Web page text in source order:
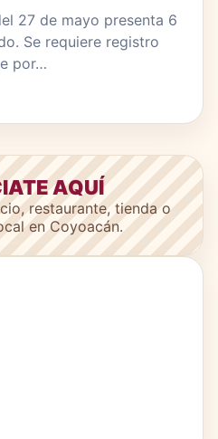
27 de mayo presenta 6
Se requiere registro
por…
AQUÍ
restaurante, tienda o
en Coyoacán.